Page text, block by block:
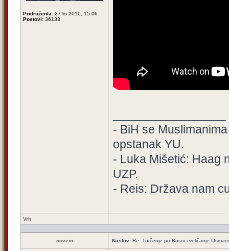
Pridružen/a: 27 lis 2010, 15:06
Postovi: 36133
- BiH se
opstanak YU.
- Luka Mišetić: Haag
UZP.
- Reis: Država nam
Vrh
novem Naslov: Re: Turčenje po Bosni i veličanje